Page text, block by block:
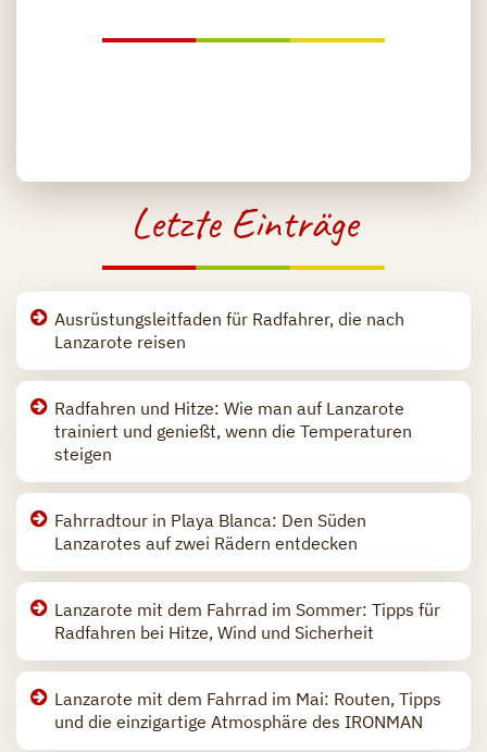
Letzte Einträge
Ausrüstungsleitfaden für Radfahrer, die nach
Lanzarote reisen
Radfahren und Hitze: Wie man auf Lanzarote
trainiert und genießt, wenn die Temperaturen
steigen
Fahrradtour in Playa Blanca: Den Süden
Lanzarotes auf zwei Rädern entdecken
Lanzarote mit dem Fahrrad im Sommer: Tipps für
Radfahren bei Hitze, Wind und Sicherheit
Lanzarote mit dem Fahrrad im Mai: Routen, Tipps
und die einzigartige Atmosphäre des IRONMAN